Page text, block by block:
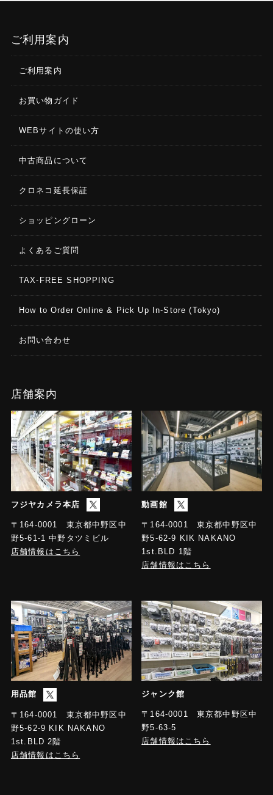
ご利用案内
ご利用案内
お買い物ガイド
WEBサイトの使い方
中古商品について
クロネコ延長保証
ショッピングローン
よくあるご質問
TAX-FREE SHOPPING
How to Order Online & Pick Up In-Store (Tokyo)
お問い合わせ
店舗案内
フジヤカメラ本店
〒164-0001 東京都中野区中
野5-61-1 中野タツミビル
店舗情報はこちら
動画館
〒164-0001 東京都中野区中
野5-62-9 KIK NAKANO
1st.BLD 1階
店舗情報はこちら
用品館
〒164-0001 東京都中野区中
野5-62-9 KIK NAKANO
1st.BLD 2階
店舗情報はこちら
ジャンク館
〒164-0001 東京都中野区中
野5-63-5
店舗情報はこちら